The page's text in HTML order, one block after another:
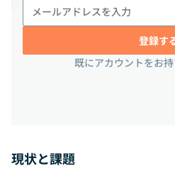
登録す
既にアカウントをお
現状と課題